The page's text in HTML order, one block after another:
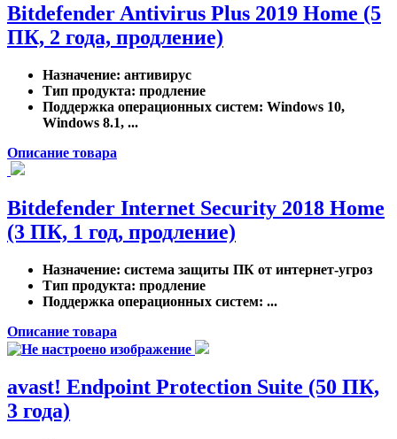
Bitdefender Antivirus Plus 2019 Home (5
ПК, 2 года, продление)
Назначение: антивирус
Тип продукта: продление
Поддержка операционных систем: Windows 10,
Windows 8.1, ...
Описание товара
Bitdefender Internet Security 2018 Home
(3 ПК, 1 год, продление)
Назначение: система защиты ПК от интернет-угроз
Тип продукта: продление
Поддержка операционных систем: ...
Описание товара
avast! Endpoint Protection Suite (50 ПК,
3 года)